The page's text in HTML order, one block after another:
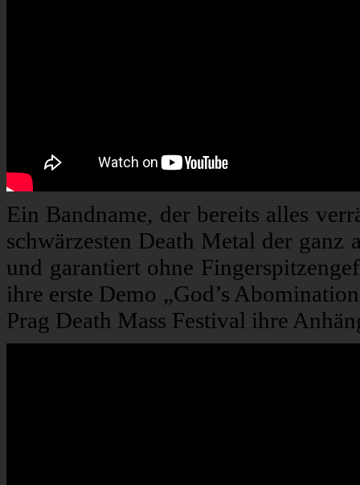
Ein Bandname, der bereits alles
schwärzesten Death Metal der
und garantiert ohne
ihre erste Demo „God’s
Prag Death Mass Festival ihre